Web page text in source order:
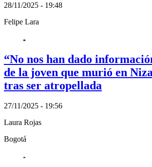
28/11/2025 - 19:48
Felipe Lara
“No nos han dado
de la joven que murió en
tras ser atropellada
27/11/2025 - 19:56
Laura Rojas
Bogotá